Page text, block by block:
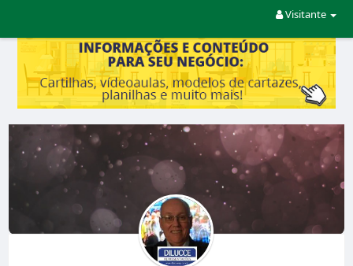
Visitante